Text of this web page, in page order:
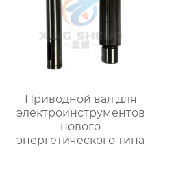
Приводной вал для
электроинструментов
нового
энергетического типа